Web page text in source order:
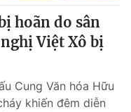
hoãn do sân
Việt Xô bị
Cung Văn hóa Hữu
khiến đêm diễn